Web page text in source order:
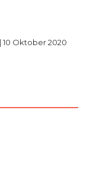
10 Oktober 2020